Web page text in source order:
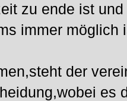
zu ende ist
immer möglich
der
es